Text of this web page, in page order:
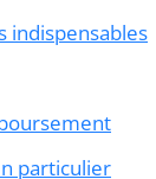
indispensables
particulier